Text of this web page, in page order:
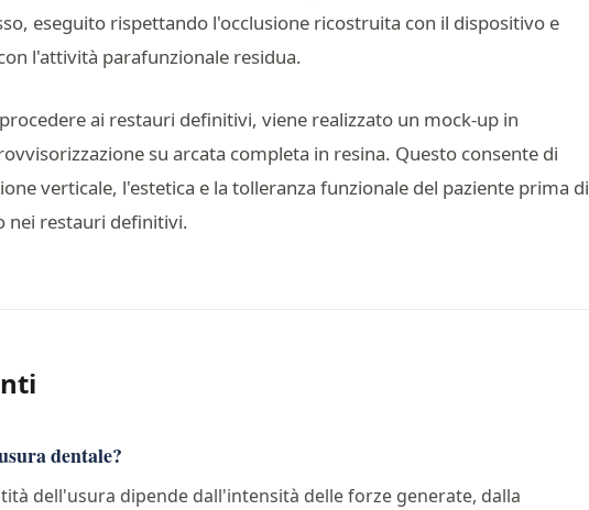
eseguito rispettando l'occlusione ricostruita con il dispositivo e
l'attività parafunzionale residua.
ai restauri definitivi, viene realizzato un mock-up in
su arcata completa in resina. Questo consente di
verticale, l'estetica e la tolleranza funzionale del paziente prima di
nei restauri definitivi.
dentale?
dell'usura dipende dall'intensità delle forze generate, dalla